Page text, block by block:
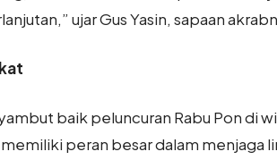
ujar Gus Yasin, sapaan
baik peluncuran Rabu Pon di
peran besar dalam menjaga